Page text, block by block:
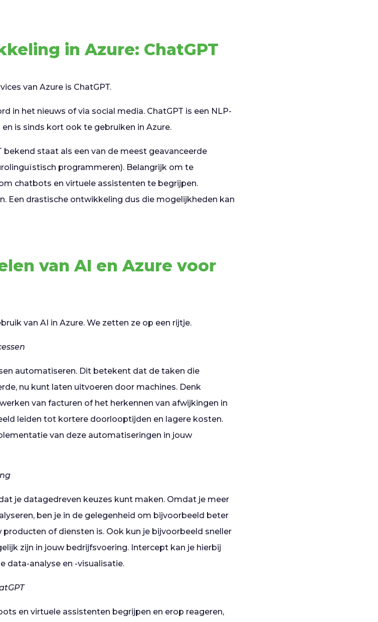
in Azure: ChatGPT
van Azure is ChatGPT.
in het nieuws of via social media. ChatGPT is een NLP-
is sinds kort ook te gebruiken in Azure.
staat als een van de meest geavanceerde
programmeren). Belangrijk om te
chatbots en virtuele assistenten te begrijpen.
Een drastische ontwikkeling dus die mogelijkheden kan
van AI en Azure voor
van AI in Azure. We zetten ze op een rijtje.
automatiseren. Dit betekent dat de taken die
nu kunt laten uitvoeren door machines. Denk
van facturen of het herkennen van afwijkingen in
leiden tot kortere doorlooptijden en lagere kosten.
van deze automatiseringen in jouw
je datagedreven keuzes kunt maken. Omdat je meer
ben je in de gelegenheid om bijvoorbeeld beter
of diensten is. Ook kun je bijvoorbeeld sneller
zijn in jouw bedrijfsvoering. Intercept kan je hierbij
data-analyse en -visualisatie.
en virtuele assistenten begrijpen en erop reageren,